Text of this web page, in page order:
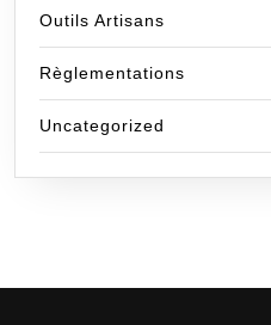
Outils Artisans
Règlementations
Uncategorized